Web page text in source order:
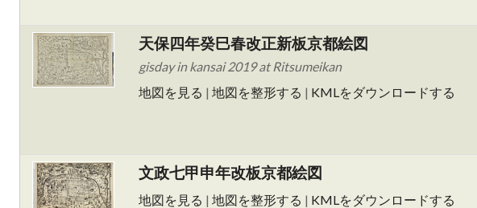
天保四年癸巳春改正新板京都絵図
gisday in kansai 2019 at Ritsumeikan
地図を見る | 地図を整形する | KMLをダウンロードする
文政七甲申年改板京都絵図
地図を見る | 地図を整形する | KMLをダウンロードする